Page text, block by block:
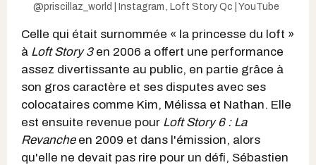
@priscillaz_world | Instagram
Loft Story Qc | YouTube
Celle qui était surnommée « la princesse du loft »
à Loft Story 3en 2006 a offert une performance
assez divertissante au public, en partie grâce à
son gros caractère et ses disputes avec ses
colocataires comme Kim, Mélissa et Nathan. Elle
est ensuite revenue pour Loft Story 6 : La
Revancheen 2009 et dans l'émission, alors
qu'elle ne devait pas rire pour un défi, Sébastien